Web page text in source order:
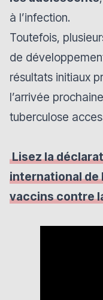
à l’infection.
Toutefois,
de
résultats initiaux
l’arrivée
tuberculose
Lisez la
international de
vaccins contre